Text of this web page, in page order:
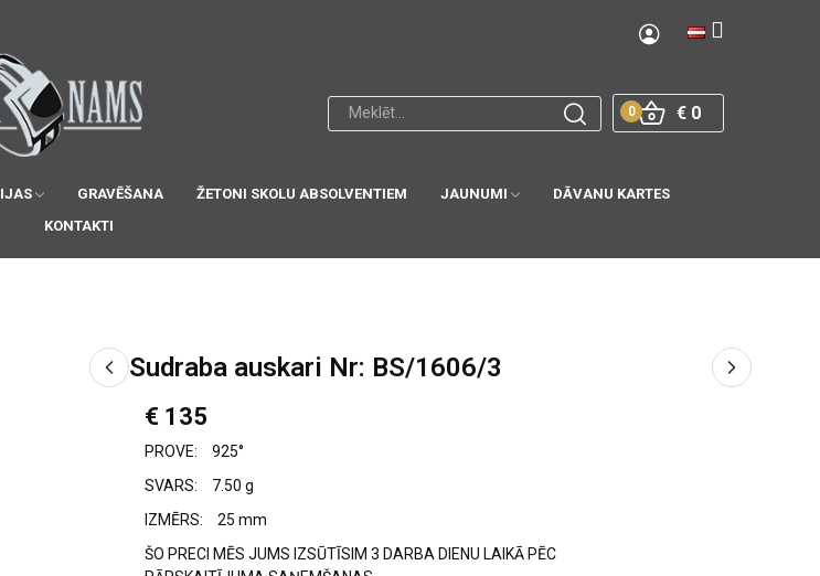
€ 0
0
GRAVĒŠANA ŽETONI SKOLU ABSOLVENTIEM JAUNUMI
DĀVANU KARTES
KONTAKTI
Sudraba auskari Nr: BS/1606/3
€ 135
PROVE:
925°
SVARS:
7.50 g
IZMĒRS:
25 mm
ŠO PRECI MĒS JUMS IZSŪTĪSIM 3 DARBA DIENU LAIKĀ PĒC